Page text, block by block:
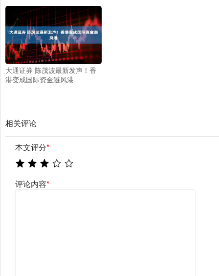
大通证券 陈茂波最新发声！香
港变成国际资金避风港
相关评论
本文评分*
评论内容*